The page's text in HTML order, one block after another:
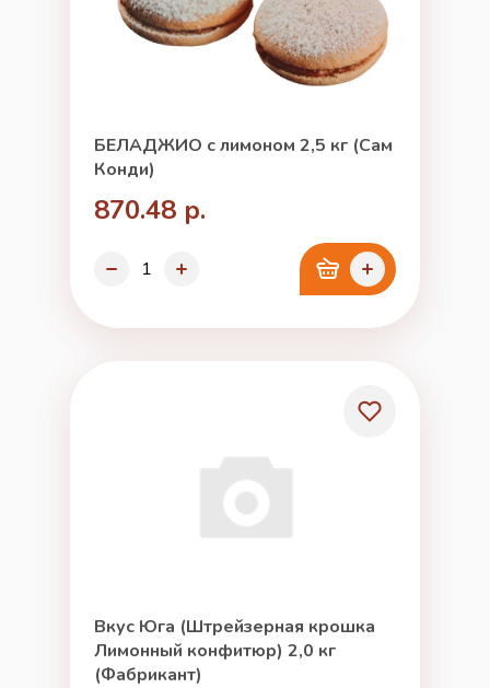
БЕЛАДЖИО с лимоном 2,5 кг (Сам
Конди)
870.48 р.
Вкус Юга (Штрейзерная крошка
Лимонный конфитюр) 2,0 кг
(Фабрикант)